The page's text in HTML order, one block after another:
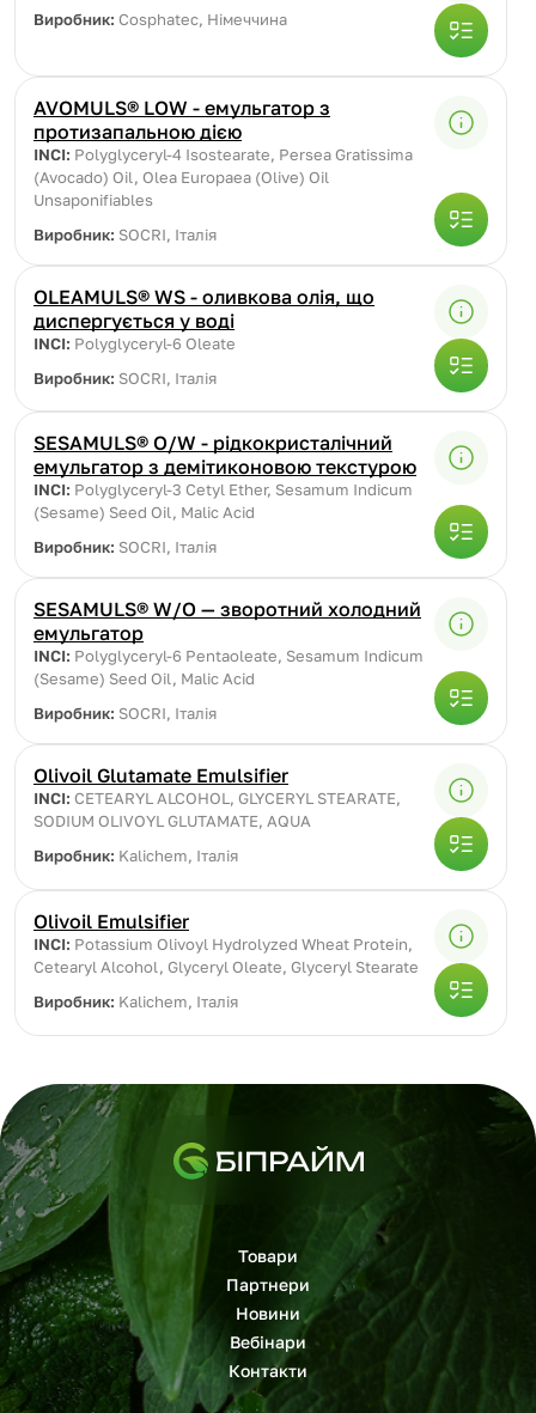
Виробник: Cosphatec, Німеччина
AVOMULS® LOW - емульгатор з
протизапальною дією
INCI: Polyglyceryl-4 Isostearate, Persea Gratissima
(Avocado) Oil, Olea Europaea (Olive) Oil
Unsaponifiables
Виробник: SOCRI, Італія
OLEAMULS® WS - оливкова олія, що
диспергується у воді
INCI: Polyglyceryl-6 Oleate
Виробник: SOCRI, Італія
SESAMULS® O/W - рідкокристалічний
емульгатор з демітиконовою текстурою
INCI: Polyglyceryl-3 Cetyl Ether, Sesamum Indicum
(Sesame) Seed Oil, Malic Acid
Виробник: SOCRI, Італія
SESAMULS® W/O — зворотний холодний
емульгатор
INCI: Polyglyceryl-6 Pentaoleate, Sesamum Indicum
(Sesame) Seed Oil, Malic Acid
Виробник: SOCRI, Італія
Olivoil Glutamate Emulsifier
INCI: CETEARYL ALCOHOL, GLYCERYL STEARATE,
SODIUM OLIVOYL GLUTAMATE, AQUA
Виробник: Kalichem, Італія
Olivoil Emulsifier
INCI: Potassium Olivoyl Hydrolyzed Wheat Protein,
Cetearyl Alcohol, Glyceryl Oleate, Glyceryl Stearate
Виробник: Kalichem, Італія
Товари
Партнери
Новини
Вебінари
Контакти